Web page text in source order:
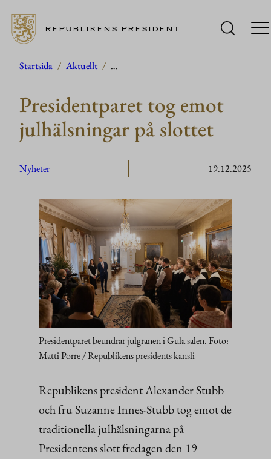
Hoppa
innehåll
REPUBLIKENS PRESIDENT
Startsida / Aktuellt / …
Presidentparet tog emot
julhälsningar på slottet
Nyheter 19.12.2025
Presidentparet beundrar julgranen i Gula salen. Foto:
Matti Porre / Republikens presidents kansli
Republikens president Alexander Stubb
och fru Suzanne Innes-Stubb tog emot de
traditionella julhälsningarna på
Presidentens slott fredagen den 19